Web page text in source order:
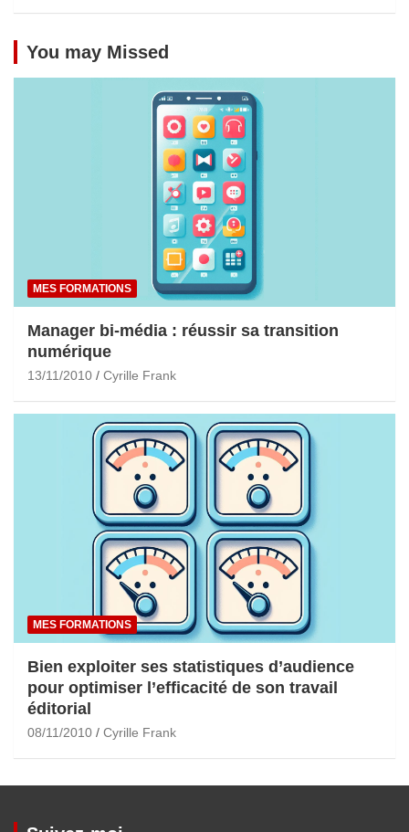
You may Missed
MES FORMATIONS
Manager bi-média : réussir sa transition
numérique
13/11/2010 Cyrille Frank
MES FORMATIONS
Bien exploiter ses statistiques d’audience
pour optimiser l’efficacité de son travail
éditorial
08/11/2010 Cyrille Frank